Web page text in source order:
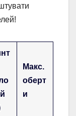
Макс.
оберт
и